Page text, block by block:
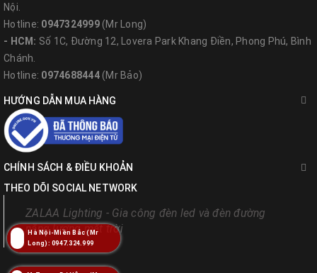
Nội.
Hotline: 0947324999(Mr Long)
- HCM: Số 1C, Đường 12, Lovera Park Khang Điền, Phong Phú, Bình
Chánh.
Hotline: 0974688444(Mr Bảo)
HƯỚNG DẪN MUA HÀNG
CHÍNH SÁCH & ĐIỀU KHOẢN
THEO DÕI SOCIAL NETWORK
ZALAA Lighting - Gia công đèn led và đèn đường
năng lượng mặt trời
Hà Nội-Miền Bắc (Mr
Long): 0947.324.999